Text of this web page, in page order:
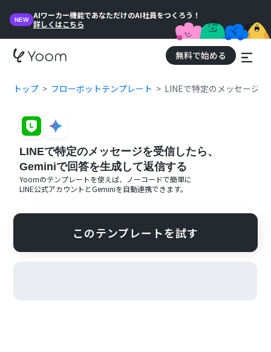
NEW
AIワーカー機能であなただけのAI社員をつくろう！
詳しくはこちら
無料で始める
トップ フローボットテンプレート LINEで特定のメッセージ
LINEで特定のメッセージを受信したら、
Geminiで回答を生成して返信する
Yoomのテンプレートを使えば、ノーコードで簡単に
LINE公式アカウント とGeminiを自動連携できます。
このテンプレートを試す